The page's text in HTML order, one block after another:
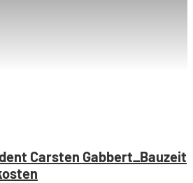
Carsten Gabbert_Bauzeit